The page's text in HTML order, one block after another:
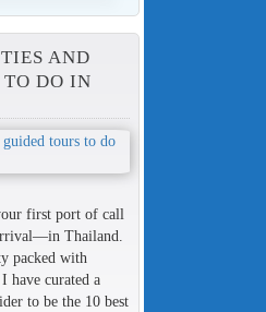
AND
TO DO IN
first port of call
Thailand.
packed with
have curated a
to be the 10 best